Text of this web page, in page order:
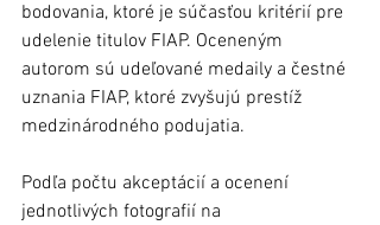
bodovania, ktoré je súčasťou kritérií pre
udelenie titulov FIAP. Oceneným
autorom sú udeľované medaily a čestné
uznania FIAP, ktoré zvyšujú prestíž
medzinárodného podujatia.
Podľa počtu akceptácií a ocenení
jednotlivých fotografií na